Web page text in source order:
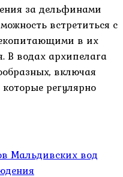
за дельфинами
встретиться с
в их
В водах архипелага
включая
регулярно
Мальдивских вод